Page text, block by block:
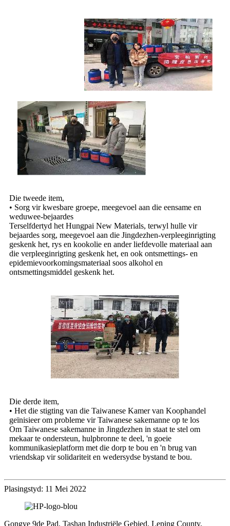
Die tweede item,
• Sorg vir kwesbare groepe, meegevoel aan die eensame en
weduwee-bejaardes
Terselfdertyd het Hungpai New Materials, terwyl hulle vir
bejaardes sorg, meegevoel aan die Jingdezhen-verpleeginrigting
geskenk het, rys en kookolie en ander liefdevolle materiaal aan
die verpleeginrigting geskenk het, en ook ontsmettings- en
epidemievoorkomingsmateriaal soos alkohol en
ontsmettingsmiddel geskenk het.
Die derde item,
• Het die stigting van die Taiwanese Kamer van Koophandel
geïnisieer om probleme vir Taiwanese sakemanne op te los
Om Taiwanese sakemanne in Jingdezhen in staat te stel om
mekaar te ondersteun, hulpbronne te deel, 'n goeie
kommunikasieplatform met die dorp te bou en 'n brug van
vriendskap vir solidariteit en wedersydse bystand te bou.
Plasingstyd: 11 Mei 2022
Gongye 9de Pad, Tashan Industriële Gebied, Leping County,